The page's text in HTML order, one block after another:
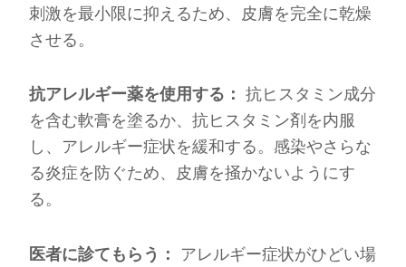
刺激を最小限に抑えるため、皮膚を完全に乾燥
させる。
抗アレルギー薬を使用する： 抗ヒスタミン成分
を含む軟膏を塗るか、抗ヒスタミン剤を内服
し、アレルギー症状を緩和する。感染やさらな
る炎症を防ぐため、皮膚を掻かないようにす
る。
医者に診てもらう： アレルギー症状がひどい場